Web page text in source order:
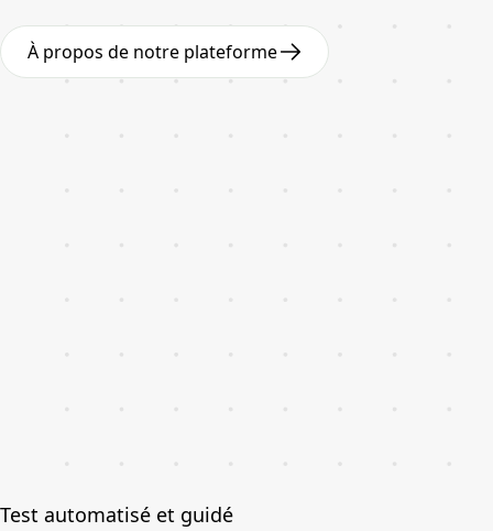
À propos de notre plateforme
Test automatisé et guidé